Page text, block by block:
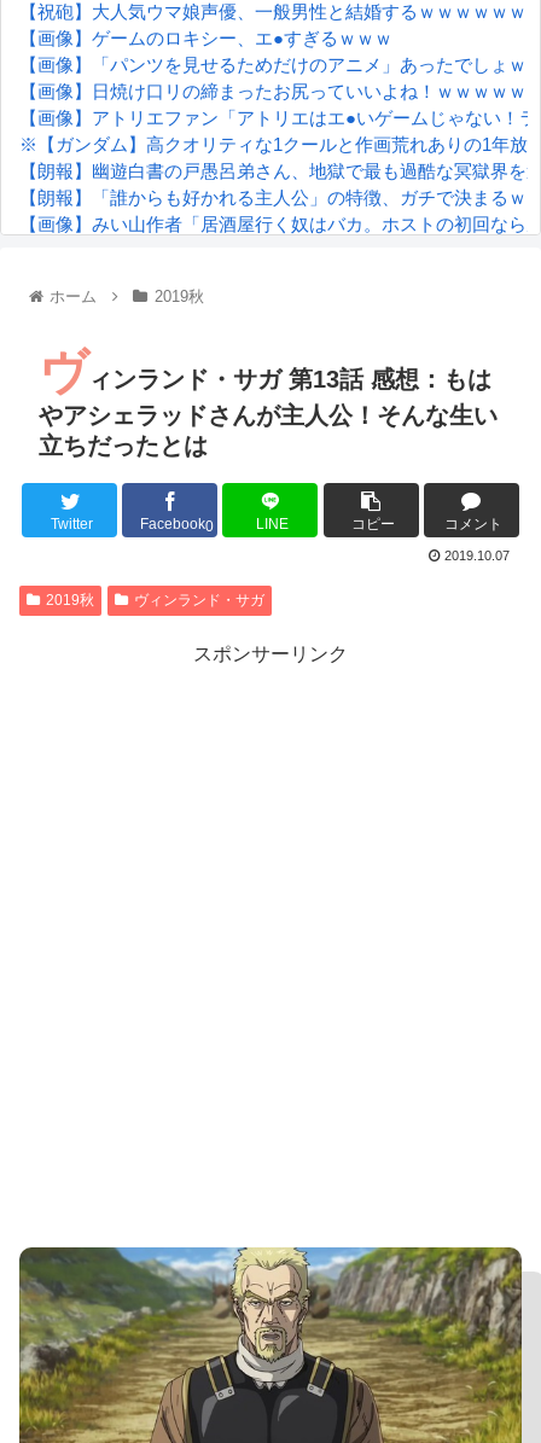
【祝砲】大人気ウマ娘声優、一般男性と結婚するｗｗｗｗｗｗ
【画像】ゲームのロキシー、エ●すぎるｗｗｗ
【画像】「パンツを見せるためだけのアニメ」あったでしょｗ
【画像】日焼け口リの締まったお尻っていいよね！ｗｗｗｗｗ
【画像】アトリエファン「アトリエはエ●いゲームじゃない！
※【ガンダム】高クオリティな1クールと作画荒れありの1年放
【朗報】幽遊白書の戸愚呂弟さん、地獄で最も過酷な冥獄界を
【朗報】「誰からも好かれる主人公」の特徴、ガチで決まるｗ
【画像】みい山作者「居酒屋行く奴はバカ。ホストの初回な
『進撃の巨人』で一番面白いところってｗｗｗｗｗ
るろうに剣心 -明治剣客浪漫譚- 京都動乱 第33話の感想
同盟、帝国、フェザーン。生まれるなら何処がいいか問題！
Powered by livedoor 相互RSS
ホーム 2019秋
ヴィンランド・サガ 第13話 感想：もは
やアシェラッドさんが主人公！そんな生い
立ちだったとは
Twitter Facebook0 LINE コピー コメント
2019.10.07
2019秋 ヴィンランド・サガ
スポンサーリンク